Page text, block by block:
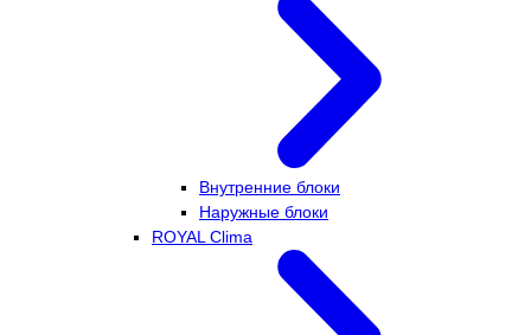
Внутренние блоки
Наружные блоки
ROYAL Clima